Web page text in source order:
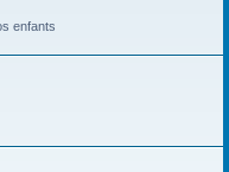
enfants